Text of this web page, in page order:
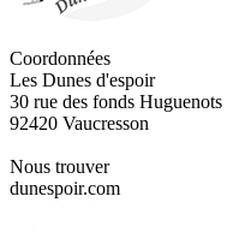
Coordonnées
Les Dunes d'espoir
30 rue des fonds Huguenots
92420 Vaucresson
Nous trouver
dunespoir.com